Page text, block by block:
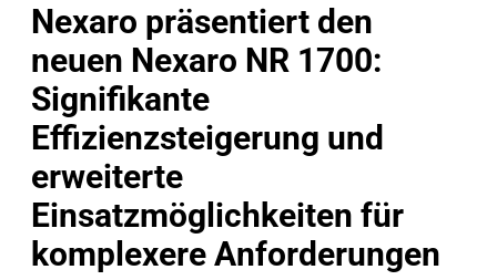
Nexaro präsentiert den
neuen Nexaro NR 1700:
Signifikante
Effizienzsteigerung und
erweiterte
Einsatzmöglichkeiten für
komplexere Anforderungen